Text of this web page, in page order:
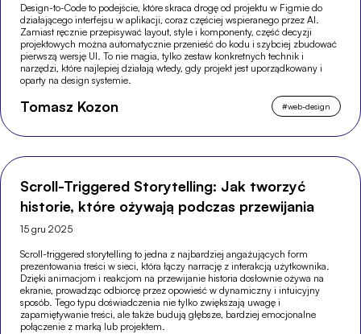
Design-to-Code to podejście, które skraca drogę od projektu w Figmie do
działającego interfejsu w aplikacji, coraz częściej wspieranego przez AI.
Zamiast ręcznie przepisywać layout, style i komponenty, część decyzji
projektowych można automatycznie przenieść do kodu i szybciej zbudować
pierwszą wersję UI. To nie magia, tylko zestaw konkretnych technik i
narzędzi, które najlepiej działają wtedy, gdy projekt jest uporządkowany i
oparty na design systemie.
Tomasz Kozon #web-design
Scroll-Triggered Storytelling: Jak tworzyć
historie, które ożywają podczas przewijania
15 gru 2025
Scroll-triggered storytelling to jedna z najbardziej angażujących form
prezentowania treści w sieci, która łączy narrację z interakcją użytkownika.
Dzięki animacjom i reakcjom na przewijanie historia dosłownie ożywa na
ekranie, prowadząc odbiorcę przez opowieść w dynamiczny i intuicyjny
sposób. Tego typu doświadczenia nie tylko zwiększają uwagę i
zapamiętywanie treści, ale także budują głębsze, bardziej emocjonalne
połączenie z marką lub projektem.